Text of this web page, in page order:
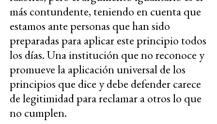
más contundente, teniendo en cuenta que
estamos ante personas que han sido
preparadas para aplicar este principio todos
los días. Una institución que no reconoce y
promueve la aplicación universal de los
principios que dice y debe defender carece
de legitimidad para reclamar a otros lo que
no cumplen.